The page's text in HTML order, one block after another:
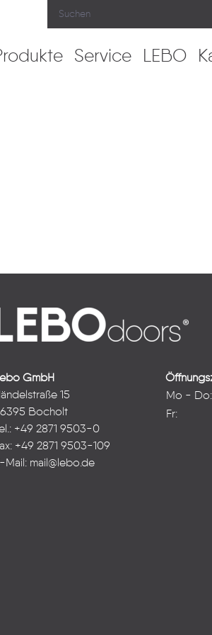
Service LEBO
GmbH
15
Bocholt
+49 2871 9503-0
+49 2871 9503-109
Mail: mail@lebo.de
Mo - Do:
Fr: